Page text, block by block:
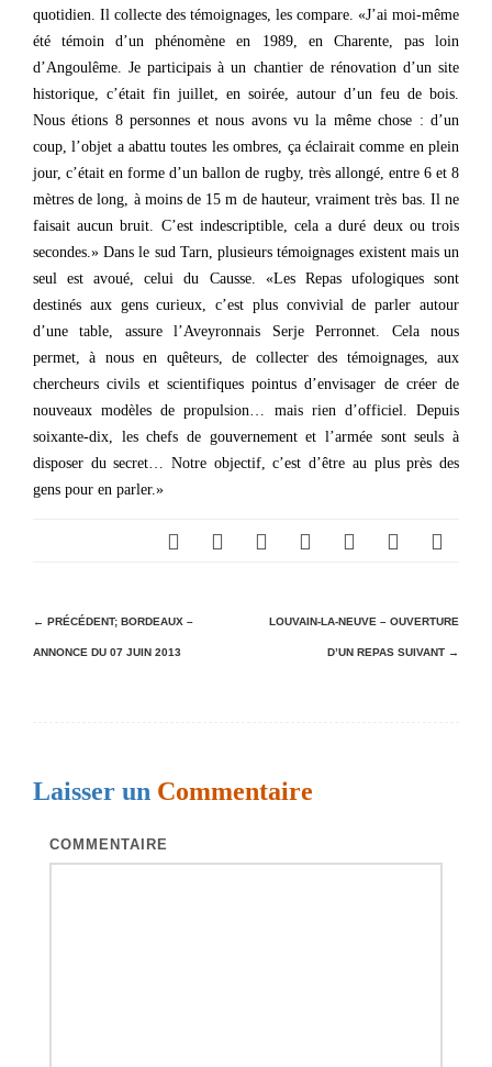
quotidien. Il collecte des témoignages, les compare. «J’ai moi-même
été témoin d’un phénomène en 1989, en Charente, pas loin
d’Angoulême. Je participais à un chantier de rénovation d’un site
historique, c’était fin juillet, en soirée, autour d’un feu de bois.
Nous étions 8 personnes et nous avons vu la même chose : d’un
coup, l’objet a abattu toutes les ombres, ça éclairait comme en plein
jour, c’était en forme d’un ballon de rugby, très allongé, entre 6 et 8
mètres de long, à moins de 15 m de hauteur, vraiment très bas. Il ne
faisait aucun bruit. C’est indescriptible, cela a duré deux ou trois
secondes.» Dans le sud Tarn, plusieurs témoignages existent mais un
seul est avoué, celui du Causse. «Les Repas ufologiques sont
destinés aux gens curieux, c’est plus convivial de parler autour
d’une table, assure l’Aveyronnais Serje Perronnet. Cela nous
permet, à nous en quêteurs, de collecter des témoignages, aux
chercheurs civils et scientifiques pointus d’envisager de créer de
nouveaux modèles de propulsion… mais rien d’officiel. Depuis
soixante-dix, les chefs de gouvernement et l’armée sont seuls à
disposer du secret… Notre objectif, c’est d’être au plus près des
gens pour en parler.»
N
a
a
← PRÉCÉDENT; BORDEAUX –
ANNONCE DU 07 JUIN 2013
LOUVAIN-LA-NEUVE – OUVERTURE
D’UN REPAS SUIVANT →
Laisser un Commentaire
COMMENTAIRE